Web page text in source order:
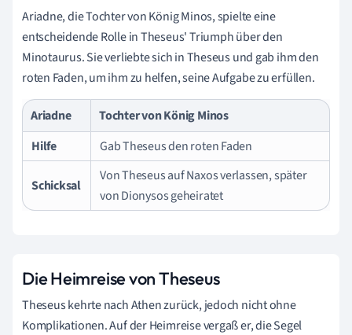
Ariadne, die Tochter von König Minos, spielte eine
entscheidende Rolle in Theseus' Triumph über den
Minotaurus. Sie verliebte sich in Theseus und gab ihm den
roten Faden, um ihm zu helfen, seine Aufgabe zu erfüllen.
Ariadne
Tochter von König Minos
Hilfe
Gab Theseus den roten Faden
Schicksal
Von Theseus auf Naxos verlassen, später
von Dionysos geheiratet
Die Heimreise von Theseus
Theseus kehrte nach Athen zurück, jedoch nicht ohne
Komplikationen. Auf der Heimreise vergaß er, die Segel